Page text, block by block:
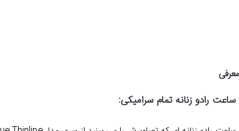
معرفی
ساعت رادو زنانه تمام سرامیکی: